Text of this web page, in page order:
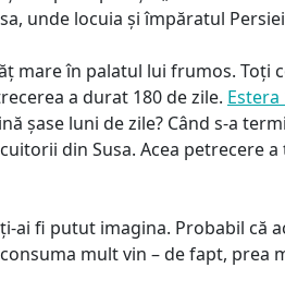
unde locuia și împăratul
mare în palatul lui frumos. Toți
a durat 180 de zile. Estera
șase luni de zile? Când s-a
din Susa. Acea petrecere
ai fi putut imagina. Probabil că
mult vin – de fapt, prea